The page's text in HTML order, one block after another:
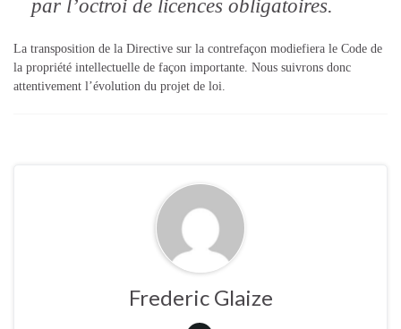
par l’octroi de licences obligatoires.
La transposition de la Directive sur la contrefaçon modiefiera le Code de
la propriété intellectuelle de façon importante. Nous suivrons donc
attentivement l’évolution du projet de loi.
Frederic Glaize